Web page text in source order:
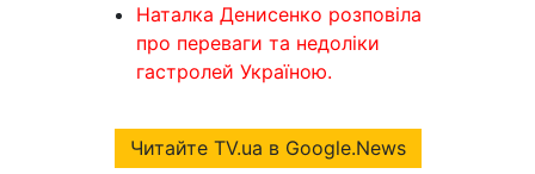
Наталка Денисенко розповіла
про переваги та недоліки
гастролей Україною.
Читайте TV.ua в Google.News